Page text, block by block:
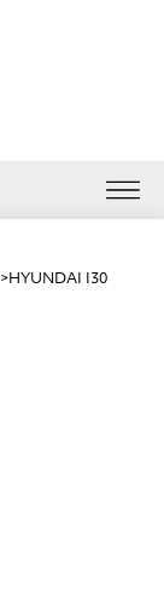
>HYUNDAI I30